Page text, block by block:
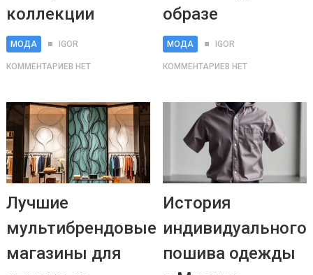
коллекции
МОДА IGOR
КОММЕНТАРИЕВ НЕТ
образе
МОДА IGOR
КОММЕНТАРИЕВ НЕТ
Лучшие
мультибрендовые
магазины для
История
индивидуального
пошива одежды